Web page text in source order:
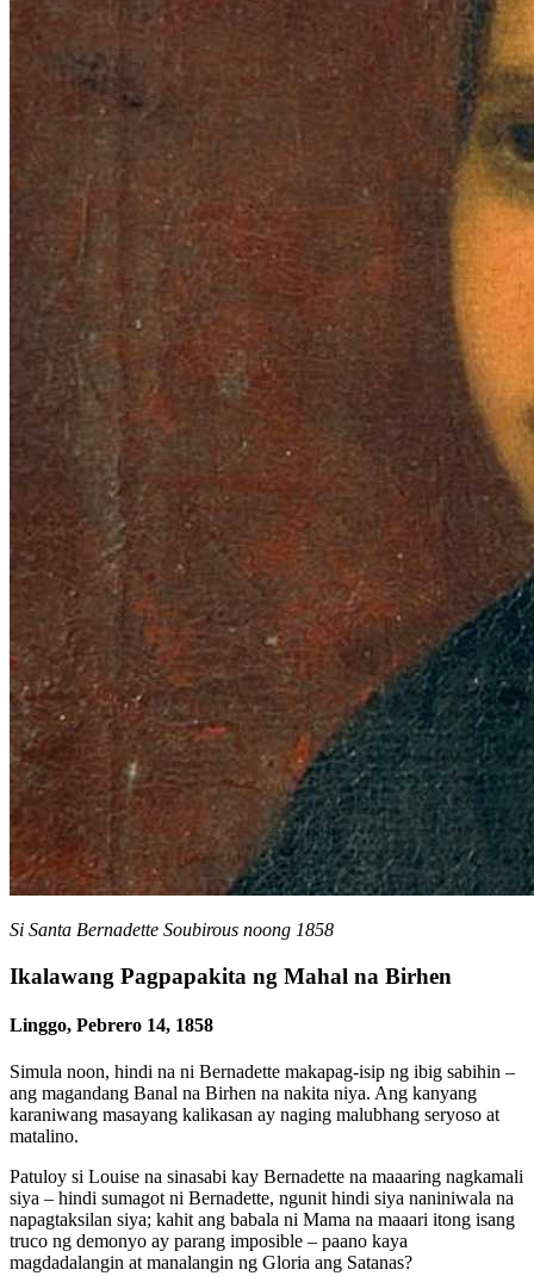
Si Santa Bernadette Soubirous noong 1858
Ikalawang Pagpapakita ng Mahal na Birhen
Linggo, Pebrero 14, 1858
Simula noon, hindi na ni Bernadette makapag-isip ng ibig sabihin –
ang magandang Banal na Birhen na nakita niya. Ang kanyang
karaniwang masayang kalikasan ay naging malubhang seryoso at
matalino.
Patuloy si Louise na sinasabi kay Bernadette na maaaring nagkamali
siya – hindi sumagot ni Bernadette, ngunit hindi siya naniniwala na
napagtaksilan siya; kahit ang babala ni Mama na maaari itong isang
truco ng demonyo ay parang imposible – paano kaya
magdadalangin at manalangin ng Gloria ang Satanas?